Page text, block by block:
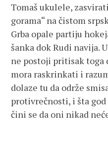
Tomaš ukulele,
gorama“ na čistom
Grba opale partiju
šanka dok Rudi navija.
ne postoji pritisak toga
mora raskrinkati i
dolaze tu da održe
protivrečnosti, i šta god
čini se da oni nikad